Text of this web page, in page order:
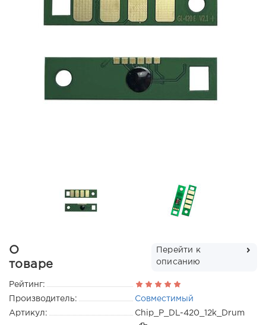
О
товаре
Перейти к
описанию
Рейтинг:
Производитель:
Совместимый
Артикул:
Chip_P_DL-420_12k_Drum